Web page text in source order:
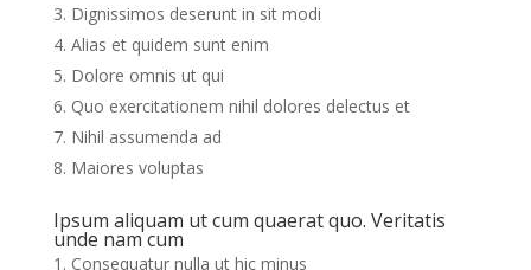
Dignissimos deserunt in sit modi
Alias et quidem sunt enim
Dolore omnis ut qui
Quo exercitationem nihil dolores delectus et
Nihil assumenda ad
Maiores voluptas
Ipsum aliquam ut cum quaerat quo. Veritatis
unde nam cum
Consequatur nulla ut hic minus